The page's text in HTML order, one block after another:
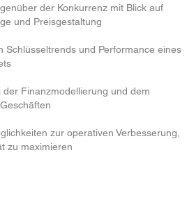
der Konkurrenz mit Blick auf
und Preisgestaltung
Schlüsseltrends und Performance eines
der Finanzmodellierung und dem
zur operativen Verbesserung,
zu maximieren